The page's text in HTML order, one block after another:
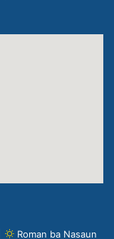
Roman ba Nasaun